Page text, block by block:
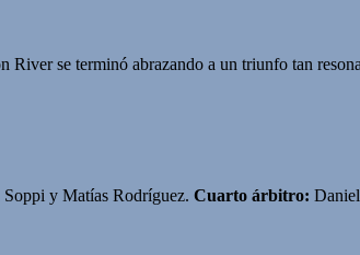
se terminó abrazando a un triunfo tan
y Matías Rodríguez. Cuarto árbitro: